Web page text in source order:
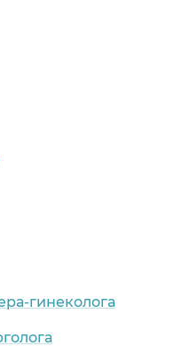
гинеколога